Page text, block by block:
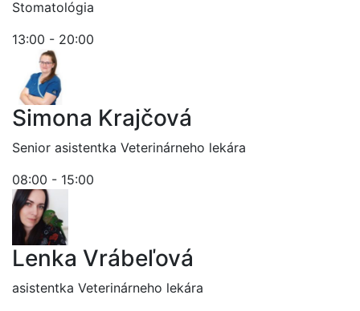
Stomatológia
13:00 - 20:00
Simona Krajčová
Senior asistentka Veterinárneho lekára
08:00 - 15:00
Lenka Vrábeľová
asistentka Veterinárneho lekára